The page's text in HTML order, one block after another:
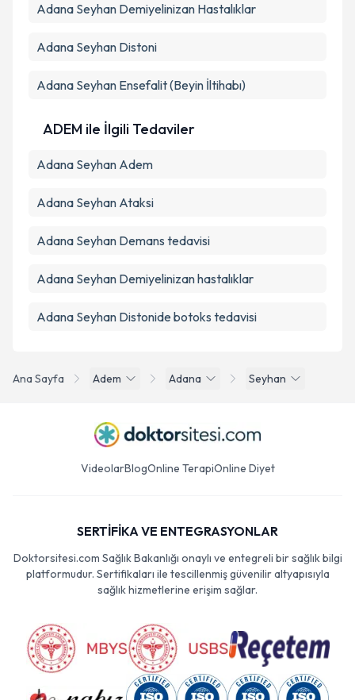
Ana Sayfa Adem Adana Seyhan
Adana Seyhan Demiyelinizan Hastalıklar
Adana Seyhan Distoni
Adana Seyhan Ensefalit (Beyin İltihabı)
ADEM ile İlgili Tedaviler
Adana Seyhan Adem
Adana Seyhan Ataksi
Adana Seyhan Demans tedavisi
Adana Seyhan Demiyelinizan hastalıklar
Adana Seyhan Distonide botoks tedavisi
VideolarBlogOnline TerapiOnline Diyet
SERTİFİKA VE ENTEGRASYONLAR
Doktorsitesi.com Sağlık Bakanlığı onaylı ve entegreli bir sağlık bilgi
platformudur. Sertifikaları ile tescillenmiş güvenilir altyapısıyla
sağlık hizmetlerine erişim sağlar.